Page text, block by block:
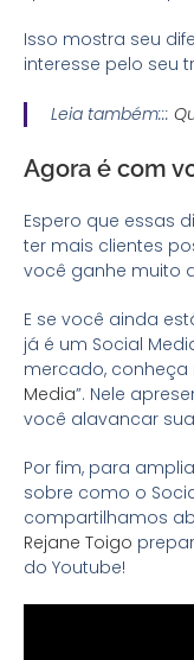
Isso mostra seu
interesse pelo seu
Leia também:::
Agora é com
Espero que essas
ter mais clientes
você ganhe muito
E se você ainda
já é um Social
mercado, conheça
Media”. Nele
você alavancar
Por fim, para
sobre como o
compartilhamos
Rejane Toigo
do Youtube!